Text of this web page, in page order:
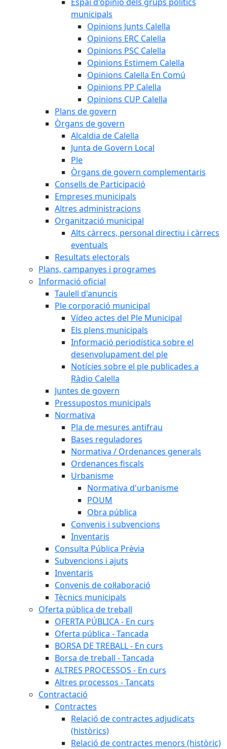
municipals
Opinions Junts Calella
Opinions ERC Calella
Opinions PSC Calella
Opinions Estimem Calella
Opinions Calella En Comú
Opinions PP Calella
Opinions CUP Calella
Plans de govern
Òrgans de govern
Alcaldia de Calella
Junta de Govern Local
Ple
Òrgans de govern complementaris
Consells de Participació
Empreses municipals
Altres administracions
Organització municipal
Alts càrrecs, personal directiu i càrrecs
eventuals
Resultats electorals
Plans, campanyes i programes
Informació oficial
Taulell d'anuncis
Ple corporació municipal
Vídeo actes del Ple Municipal
Els plens municipals
Informació periodística sobre el
desenvolupament del ple
Notícies sobre el ple publicades a
Ràdio Calella
Juntes de govern
Pressupostos municipals
Normativa
Pla de mesures antifrau
Bases reguladores
Normativa / Ordenances generals
Ordenances fiscals
Urbanisme
Normativa d'urbanisme
POUM
Obra pública
Convenis i subvencions
Inventaris
Consulta Pública Prèvia
Subvencions i ajuts
Inventaris
Convenis de col·laboració
Tècnics municipals
Oferta pública de treball
OFERTA PÚBLICA - En curs
Oferta pública - Tancada
BORSA DE TREBALL - En curs
Borsa de treball - Tancada
ALTRES PROCESSOS - En curs
Altres processos - Tancats
Contractació
Contractes
Relació de contractes adjudicats
(històrics)
Relació de contractes menors (històric)